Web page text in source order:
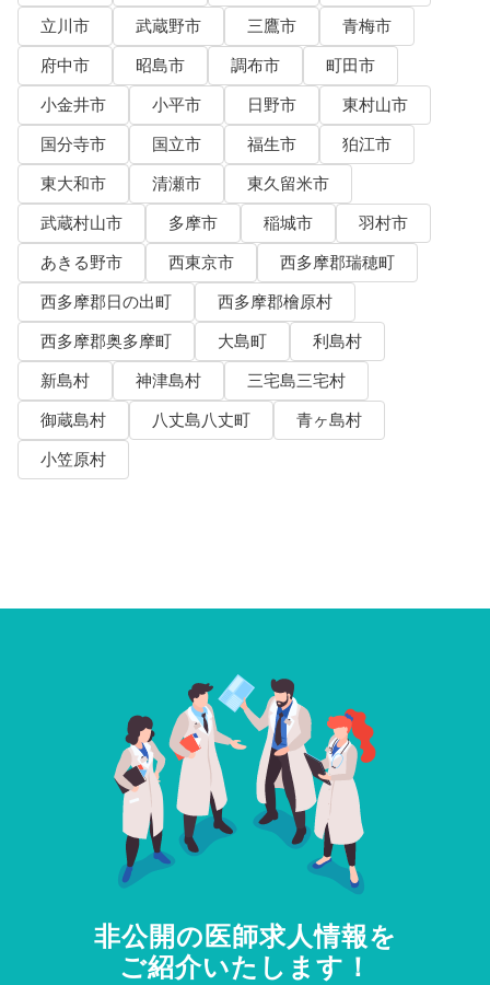
立川市
武蔵野市 三鷹市
青梅市
府中市
昭島市 調布市
町田市
小金井市
小平市 日野市
東村山市
国分寺市
国立市 福生市
狛江市
東大和市
清瀬市
東久留米市
武蔵村山市
多摩市 稲城市
羽村市
あきる野市
西東京市
西多摩郡瑞穂町
西多摩郡日の出町
西多摩郡檜原村
西多摩郡奥多摩町
大島町
利島村
新島村
神津島村
三宅島三宅村
御蔵島村
八丈島八丈町
青ヶ島村
小笠原村
非公開の医師求人情報を
ご紹介いたします！